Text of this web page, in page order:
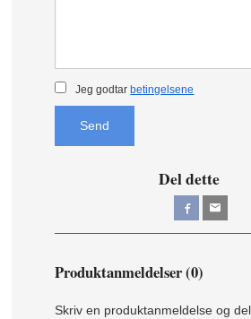
Jeg godtar betingelsene
Send
Del dette
Produktanmeldelser (0)
Skriv en produktanmeldelse og